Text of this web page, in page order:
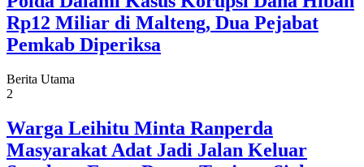
Rp12 Miliar di Malteng, Dua Pejabat
Pemkab Diperiksa
Berita Utama
2
Warga Leihitu Minta Ranperda
Masyarakat Adat Jadi Jalan Keluar